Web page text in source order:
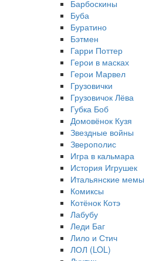
Барбоскины
Буба
Буратино
Бэтмен
Гарри Поттер
Герои в масках
Герои Марвел
Грузовички
Грузовичок Лёва
Губка Боб
Домовёнок Кузя
Звездные войны
Зверополис
Игра в кальмара
История Игрушек
Итальянские мемы
Комиксы
Котёнок Котэ
Лабубу
Леди Баг
Лило и Стич
ЛОЛ (LOL)